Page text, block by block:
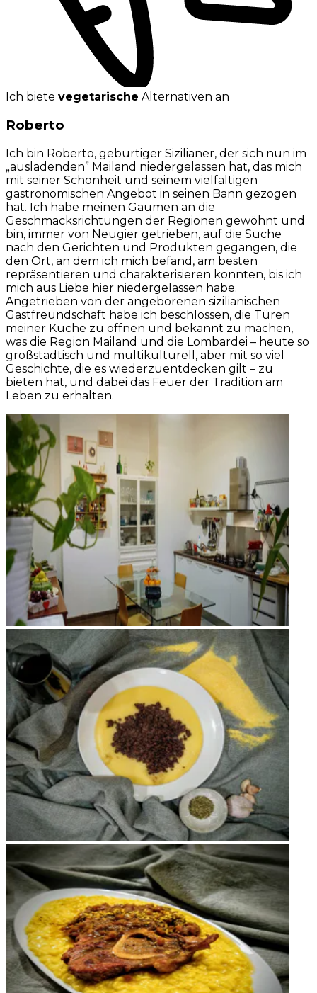
Ich biete vegetarische Alternativen an
Roberto
Ich bin Roberto, gebürtiger Sizilianer, der sich nun im
„ausladenden” Mailand niedergelassen hat, das mich
mit seiner Schönheit und seinem vielfältigen
gastronomischen Angebot in seinen Bann gezogen
hat. Ich habe meinen Gaumen an die
Geschmacksrichtungen der Regionen gewöhnt und
bin, immer von Neugier getrieben, auf die Suche
nach den Gerichten und Produkten gegangen, die
den Ort, an dem ich mich befand, am besten
repräsentieren und charakterisieren konnten, bis ich
mich aus Liebe hier niedergelassen habe.
Angetrieben von der angeborenen sizilianischen
Gastfreundschaft habe ich beschlossen, die Türen
meiner Küche zu öffnen und bekannt zu machen,
was die Region Mailand und die Lombardei – heute so
großstädtisch und multikulturell, aber mit so viel
Geschichte, die es wiederzuentdecken gilt – zu
bieten hat, und dabei das Feuer der Tradition am
Leben zu erhalten.